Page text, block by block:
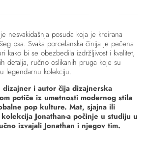
nesvakidašnja posuda koja je kreirana
psa. Svaka porcelanska činija je pečena
kako bi se obezbedila izdržljivost i kvalitet,
detalja, ručno oslikanih pruga koje su
legendarnu kolekciju.
dizajner i autor čija dizajnerska
potiče iz umetnosti modernog stila
pop kulture. Mat, sjajna ili
Jonathan-a počinje u studiju u
izvajali Jonathan i njegov tim.